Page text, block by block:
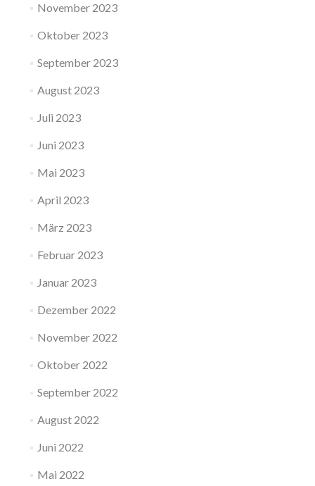
November 2023
Oktober 2023
September 2023
August 2023
Juli 2023
Juni 2023
Mai 2023
April 2023
März 2023
Februar 2023
Januar 2023
Dezember 2022
November 2022
Oktober 2022
September 2022
August 2022
Juni 2022
Mai 2022